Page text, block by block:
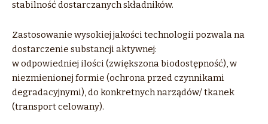
stabilność dostarczanych składników.
Zastosowanie wysokiej jakości technologii pozwala na
dostarczenie substancji aktywnej:
w odpowiedniej ilości (zwiększona biodostępność), w
niezmienionej formie (ochrona przed czynnikami
degradacyjnymi), do konkretnych narządów/ tkanek
(transport celowany).